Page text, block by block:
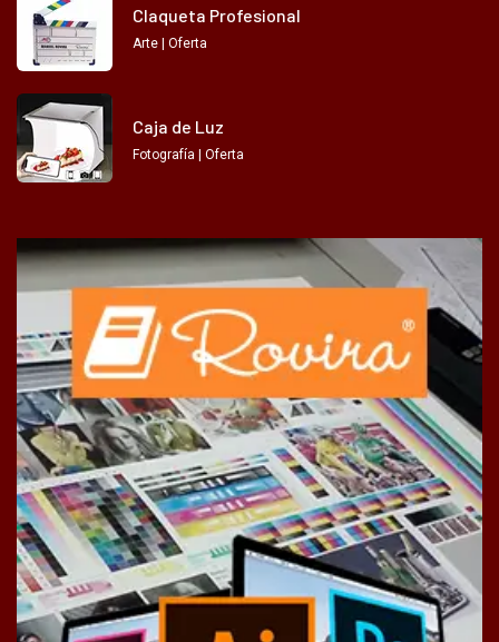
Claqueta Profesional
Arte | Oferta
Caja de Luz
Fotografía | Oferta